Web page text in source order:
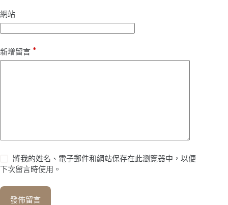
網站
新增留言 *
將我的姓名、電子郵件和網站保存在此瀏覽器中，以便
下次留言時使用。
發佈留言